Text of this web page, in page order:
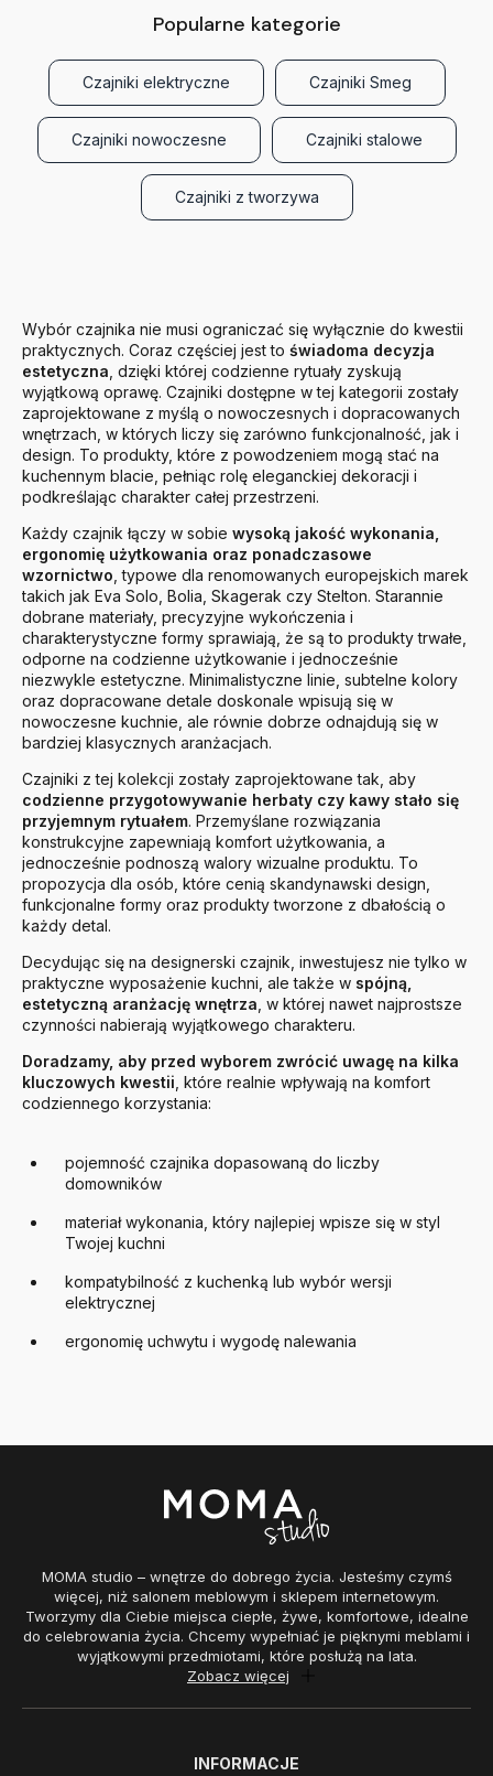
Popularne kategorie
Czajniki elektryczne Czajniki Smeg
Czajniki nowoczesne Czajniki stalowe
Czajniki z tworzywa
Wybór czajnika nie musi ograniczać się wyłącznie do kwestii
praktycznych. Coraz częściej jest to świadoma decyzja
estetyczna, dzięki której codzienne rytuały zyskują
wyjątkową oprawę. Czajniki dostępne w tej kategorii zostały
zaprojektowane z myślą o nowoczesnych i dopracowanych
wnętrzach, w których liczy się zarówno funkcjonalność, jak i
design. To produkty, które z powodzeniem mogą stać na
kuchennym blacie, pełniąc rolę eleganckiej dekoracji i
podkreślając charakter całej przestrzeni.
Każdy czajnik łączy w sobie wysoką jakość wykonania,
ergonomię użytkowania oraz ponadczasowe
wzornictwo, typowe dla renomowanych europejskich marek
takich jak Eva Solo, Bolia, Skagerak czy Stelton. Starannie
dobrane materiały, precyzyjne wykończenia i
charakterystyczne formy sprawiają, że są to produkty trwałe,
odporne na codzienne użytkowanie i jednocześnie
niezwykle estetyczne. Minimalistyczne linie, subtelne kolory
oraz dopracowane detale doskonale wpisują się w
nowoczesne kuchnie, ale równie dobrze odnajdują się w
bardziej klasycznych aranżacjach.
Czajniki z tej kolekcji zostały zaprojektowane tak, aby
codzienne przygotowywanie herbaty czy kawy stało się
przyjemnym rytuałem. Przemyślane rozwiązania
konstrukcyjne zapewniają komfort użytkowania, a
jednocześnie podnoszą walory wizualne produktu. To
propozycja dla osób, które cenią skandynawski design,
funkcjonalne formy oraz produkty tworzone z dbałością o
każdy detal.
Decydując się na designerski czajnik, inwestujesz nie tylko w
praktyczne wyposażenie kuchni, ale także w spójną,
estetyczną aranżację wnętrza, w której nawet najprostsze
czynności nabierają wyjątkowego charakteru.
Doradzamy, aby przed wyborem zwrócić uwagę na kilka
kluczowych kwestii, które realnie wpływają na komfort
codziennego korzystania:
pojemność czajnika dopasowaną do liczby
domowników
materiał wykonania, który najlepiej wpisze się w styl
Twojej kuchni
kompatybilność z kuchenką lub wybór wersji
elektrycznej
ergonomię uchwytu i wygodę nalewania
MOMA studio – wnętrze do dobrego życia. Jesteśmy czymś
więcej, niż salonem meblowym i sklepem internetowym.
Tworzymy dla Ciebie miejsca ciepłe, żywe, komfortowe, idealne
do celebrowania życia. Chcemy wypełniać je pięknymi meblami i
wyjątkowymi przedmiotami, które posłużą na lata.
Zobacz więcej
INFORMACJE